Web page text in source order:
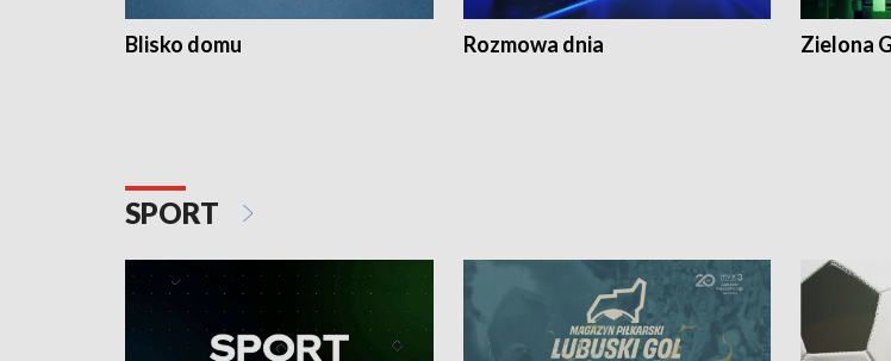
Blisko domu Rozmowa dnia Zielona
SPORT